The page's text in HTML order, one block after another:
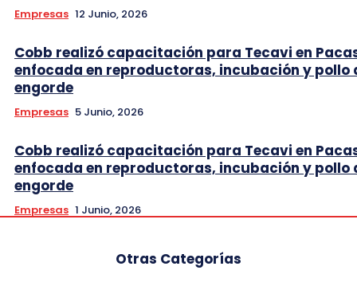
Empresas 12 Junio, 2026
Cobb realizó capacitación para Tecavi en
enfocada en reproductoras, incubación y pollo
engorde
Empresas 5 Junio, 2026
Cobb realizó capacitación para Tecavi en
enfocada en reproductoras, incubación y pollo
engorde
Empresas 1 Junio, 2026
Otras Categorías